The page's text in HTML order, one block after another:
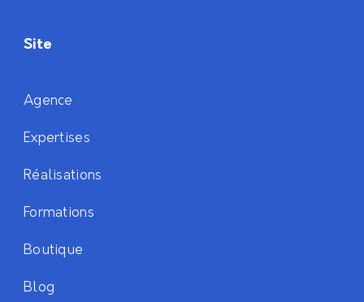
Site
Agence
Expertises
Réalisations
Formations
Boutique
Blog